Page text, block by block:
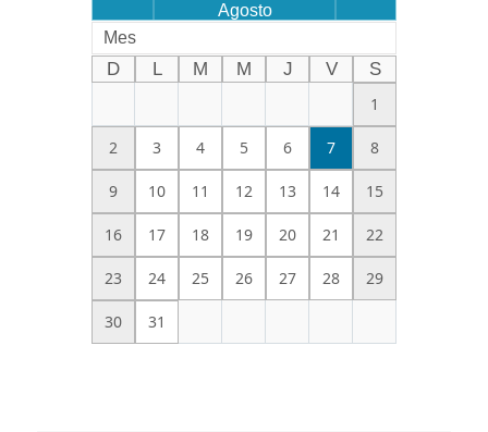
Agosto
Mes
D L M M J V
S
1
2 3 4 5 6 7 8
9 10 11 12 13 14 15
16 17 18 19 20 21 22
23 24 25 26 27 28 29
30 31